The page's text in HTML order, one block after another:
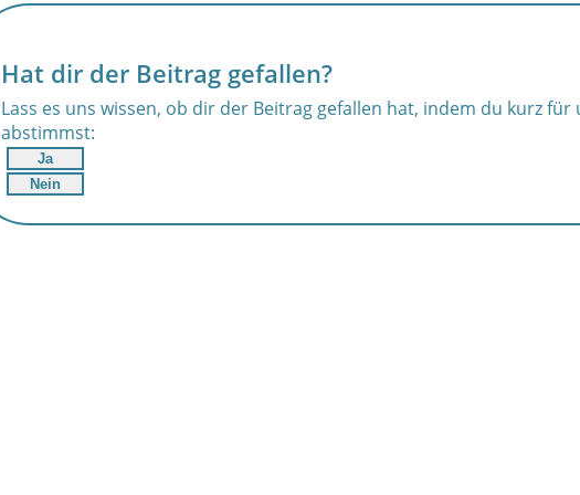
Hat dir der Beitrag gefallen?
Lass es uns wissen, ob dir der Beitrag gefallen hat, indem du kurz für
abstimmst:
Ja
Nein